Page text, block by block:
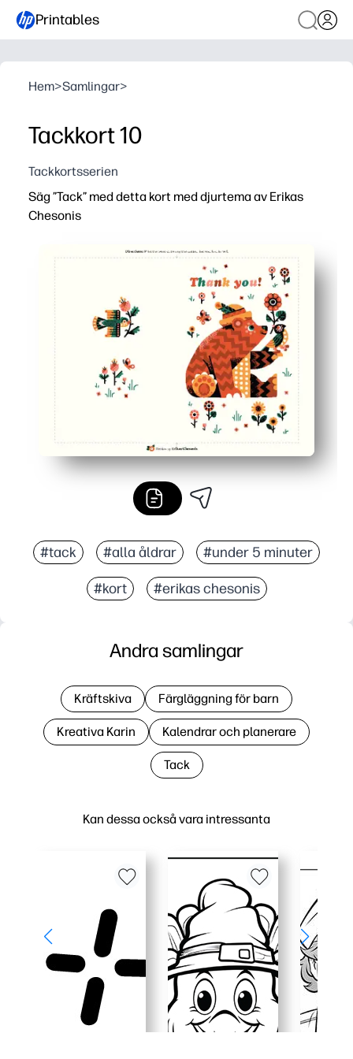
Printables
Hem>Samlingar>
Tackkort 10
Tackkortsserien
Säg ”Tack” med detta kort med djurtema av Erikas
Chesonis
Du skriver ut, viker och signerar i minuter - noll
Glad djurkonst får barnen glada att säga tack -
Perfekt för födelsedagar, lärare, tränare, lekdatum -
Tom insida och designad för vanliga hemskrivare -
#tack #alla åldrar #under 5 minuter
#kort #erikas chesonis
Kan dessa också vara intressanta
Andra samlingar
Kräftskiva Färgläggning för barn
Kreativa Karin Kalendrar och planerare
Tack